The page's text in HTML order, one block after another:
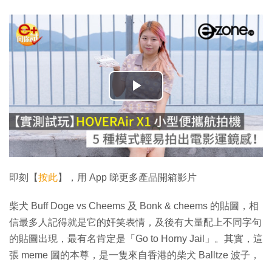
播
放
影
片
即刻【按此】，用 App 睇更多產品開箱影片
柴犬 Buff Doge vs Cheems 及 Bonk & cheems 的貼圖，相
信最多人記得就是它的奸笑表情，及後有大量配上不同字句
的貼圖出現，最有名肯定是「Go to Horny Jail」。其實，這
張 meme 圖的本尊，是一隻來自香港的柴犬 Balltze 波子，